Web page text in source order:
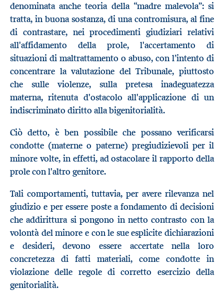
denominata anche teoria della “madre malevola”: si
tratta, in buona sostanza, di una contromisura, al fine
di contrastare, nei procedimenti giudiziari relativi
all'affidamento della prole, l'accertamento di
situazioni di maltrattamento o abuso, con l’intento di
concentrare la valutazione del Tribunale, piuttosto
che sulle violenze, sulla pretesa inadeguatezza
materna, ritenuta d'ostacolo all'applicazione di un
indiscriminato diritto alla bigenitorialità.
Ciò detto, è ben possibile che possano verificarsi
condotte (materne o paterne) pregiudizievoli per il
minore volte, in effetti, ad ostacolare il rapporto della
prole con l'altro genitore.
Tali comportamenti, tuttavia, per avere rilevanza nel
giudizio e per essere poste a fondamento di decisioni
che addirittura si pongono in netto contrasto con la
volontà del minore e con le sue esplicite dichiarazioni
e desideri, devono essere accertate nella loro
concretezza di fatti materiali, come condotte in
violazione delle regole di corretto esercizio della
genitorialità.